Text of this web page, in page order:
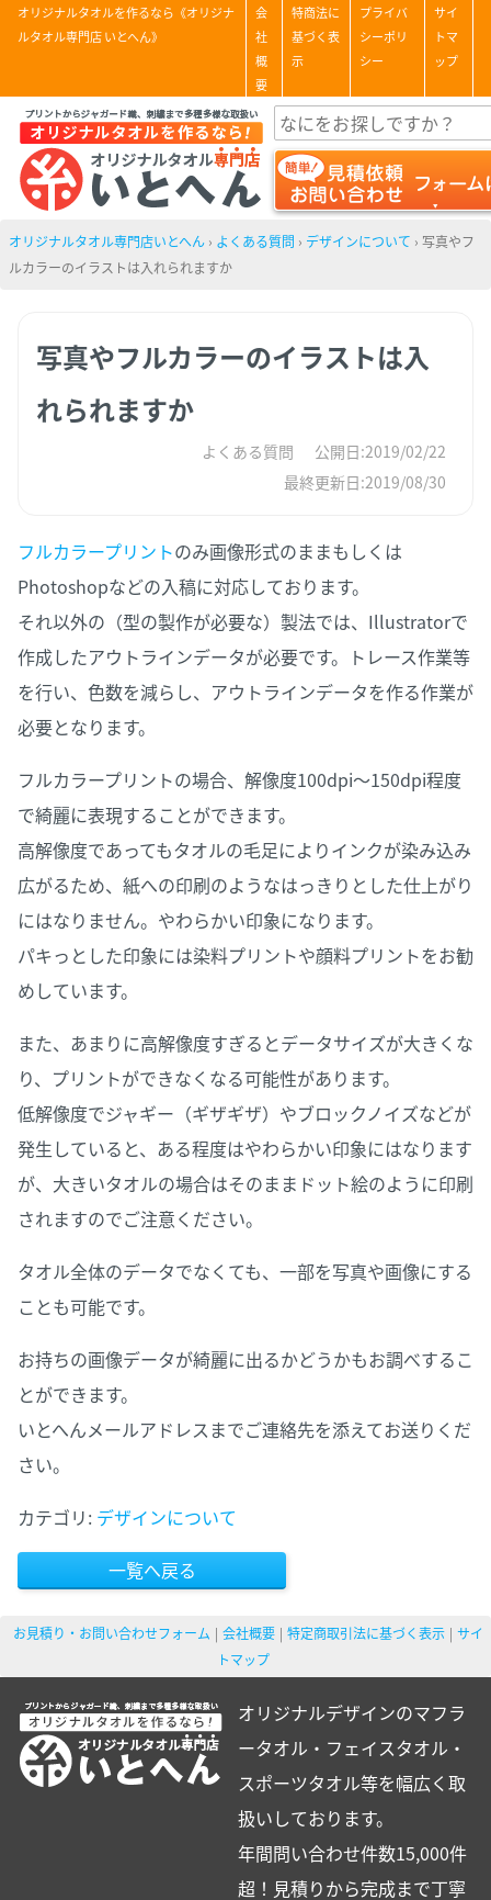
オリジナルタオルを作るなら《オリジナ
ルタオル専門店 いとへん》
会
社
概
要
特商法に
基づく表
示
プライバ
シーポリ
シー
サイ
トマ
ップ
オリジナルタオル専門店いとへん › よくある質問 › デザインについて › 写真やフ
ルカラーのイラストは入れられますか
写真やフルカラーのイラストは入
れられますか
よくある質問
公開日:2019/02/22
最終更新日:2019/08/30
フルカラープリントのみ画像形式のままもしくは
Photoshopなどの入稿に対応しております。
それ以外の（型の製作が必要な）製法では、Illustratorで
作成したアウトラインデータが必要です。トレース作業等
を行い、色数を減らし、アウトラインデータを作る作業が
必要となります。
フルカラープリントの場合、解像度100dpi～150dpi程度
で綺麗に表現することができます。
高解像度であってもタオルの毛足によりインクが染み込み
広がるため、紙への印刷のようなはっきりとした仕上がり
にはなりません。やわらかい印象になります。
パキっとした印象には染料プリントや顔料プリントをお勧
めしています。
また、あまりに高解像度すぎるとデータサイズが大きくな
り、プリントができなくなる可能性があります。
低解像度でジャギー（ギザギザ）やブロックノイズなどが
発生していると、ある程度はやわらかい印象にはなります
が、大きいタオルの場合はそのままドット絵のように印刷
されますのでご注意ください。
タオル全体のデータでなくても、一部を写真や画像にする
ことも可能です。
お持ちの画像データが綺麗に出るかどうかもお調べするこ
とができます。
いとへんメールアドレスまでご連絡先を添えてお送りくだ
さい。
カテゴリ: デザインについて
一覧へ戻る
お見積り・お問い合わせフォーム 会社概要 特定商取引法に基づく表示
サイ
トマップ
オリジナルデザインのマフラ
ータオル・フェイスタオル・
スポーツタオル等を幅広く取
扱いしております。
年間問い合わせ件数15,000件
超！見積りから完成まで丁寧